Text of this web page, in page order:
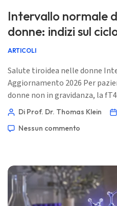
Intervallo normale
donne: indizi sul
ARTICOLI
Salute tiroidea nelle donne
Aggiornamento 2026 Per
donne non in gravidanza, la
10–23 pmol/L, ma
timing nel post-partum, agli
medica […]
Di Prof. Dr. Thomas Klein
Nessun commento